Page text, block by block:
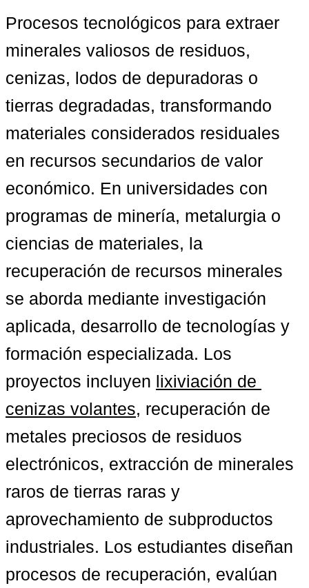
Procesos tecnológicos para extraer
minerales valiosos de residuos,
cenizas, lodos de depuradoras o
tierras degradadas, transformando
materiales considerados residuales
en recursos secundarios de valor
económico. En universidades con
programas de minería, metalurgia o
ciencias de materiales, la
recuperación de recursos minerales
se aborda mediante investigación
aplicada, desarrollo de tecnologías y
formación especializada. Los
proyectos incluyen lixiviación de
cenizas volantes, recuperación de
metales preciosos de residuos
electrónicos, extracción de minerales
raros de tierras raras y
aprovechamiento de subproductos
industriales. Los estudiantes diseñan
procesos de recuperación, evalúan